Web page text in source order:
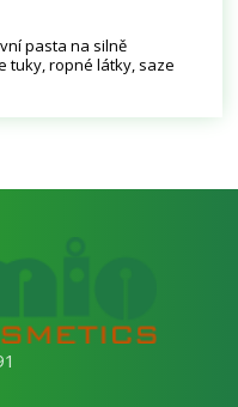
pasta na silně
tuky, ropné látky, saze